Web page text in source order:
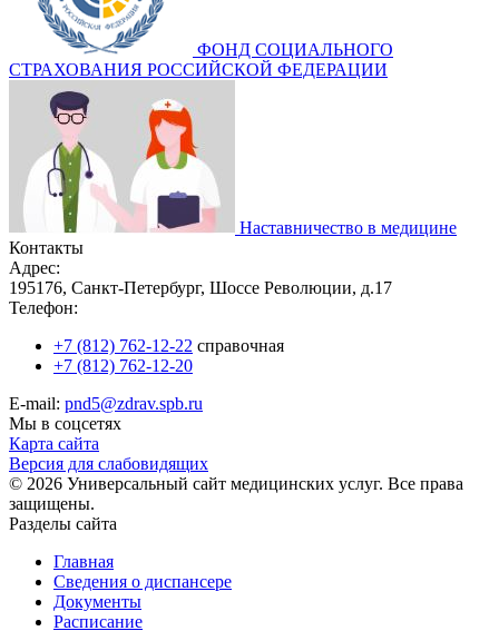
ФОНД СОЦИАЛЬНОГО
СТРАХОВАНИЯ РОССИЙСКОЙ ФЕДЕРАЦИИ
Наставничество в медицине
Контакты
Адрес:
195176, Санкт-Петербург, Шоссе Революции, д.17
Телефон:
+7 (812) 762-12-22 справочная
+7 (812) 762-12-20
E-mail: pnd5@zdrav.spb.ru
Мы в соцсетях
Карта сайта
Версия для слабовидящих
© 2026 Универсальный сайт медицинских услуг. Все права
защищены.
Разделы сайта
Главная
Сведения о диспансере
Документы
Расписание